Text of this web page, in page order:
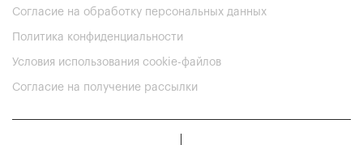
Согласие на обработку персональных данных
Политика конфиденциальности
Условия использования cookie-файлов
Согласие на получение рассылки